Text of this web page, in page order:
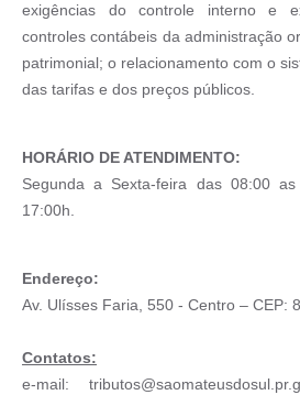
Galeria de Fotos
Audiências Públicas
Arquivos para Download
Projetos
exigências do controle interno e
controles contábeis da administração
patrimonial; o relacionamento com o
das tarifas e dos preços públicos.
HORÁRIO DE ATENDIMENTO:
Segunda a Sexta-feira das 08:00
17:00h.
Endereço:
Av. Ulísses Faria, 550 - Centro – CEP:
Contatos:
e-mail: